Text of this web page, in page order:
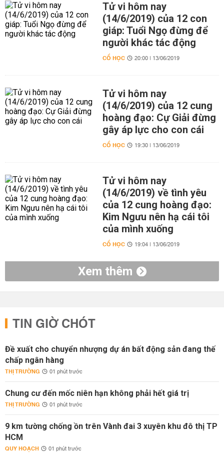
Tử vi hôm nay
(14/6/2019) của 12 con
giáp: Tuổi Ngọ đừng để
người khác tác động
CỔ HỌC 20:00 | 13/06/2019
Tử vi hôm nay
(14/6/2019) của 12 cung
hoàng đạo: Cự Giải đừng
gây áp lực cho con cái
CỔ HỌC 19:30 | 13/06/2019
Tử vi hôm nay
(14/6/2019) về tình yêu
của 12 cung hoàng đạo:
Kim Ngưu nên hạ cái tôi
của mình xuống
CỔ HỌC 19:04 | 13/06/2019
Xem thêm
TIN GIỜ CHÓT
Đề xuất cho chuyển nhượng dự án bất động sản đang thế
chấp ngân hàng
THỊ TRƯỜNG 01 phút trước
Chung cư đến mốc niên hạn không phải hết giá trị
THỊ TRƯỜNG 01 phút trước
9 km tường chống ồn trên Vành đai 3 xuyên khu đô thị TP
HCM
QUY HOẠCH 01 phút trước